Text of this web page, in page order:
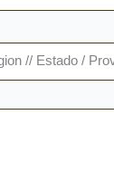
// Estado /